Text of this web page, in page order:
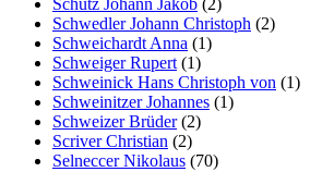
Schwedler Johann Christoph (2)
Schweichardt Anna (1)
Schweiger Rupert (1)
Schweinick Hans Christoph von (1)
Schweinitzer Johannes (1)
Schweizer Brüder(2)
Scriver Christian (2)
Selneccer Nikolaus (70)